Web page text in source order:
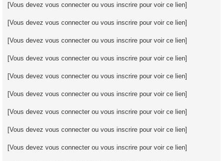
[Vous devez vous connecter ou vous inscrire pour voir ce lien]
[Vous devez vous connecter ou vous inscrire pour voir ce lien]
[Vous devez vous connecter ou vous inscrire pour voir ce lien]
[Vous devez vous connecter ou vous inscrire pour voir ce lien]
[Vous devez vous connecter ou vous inscrire pour voir ce lien]
[Vous devez vous connecter ou vous inscrire pour voir ce lien]
[Vous devez vous connecter ou vous inscrire pour voir ce lien]
[Vous devez vous connecter ou vous inscrire pour voir ce lien]
[Vous devez vous connecter ou vous inscrire pour voir ce lien]